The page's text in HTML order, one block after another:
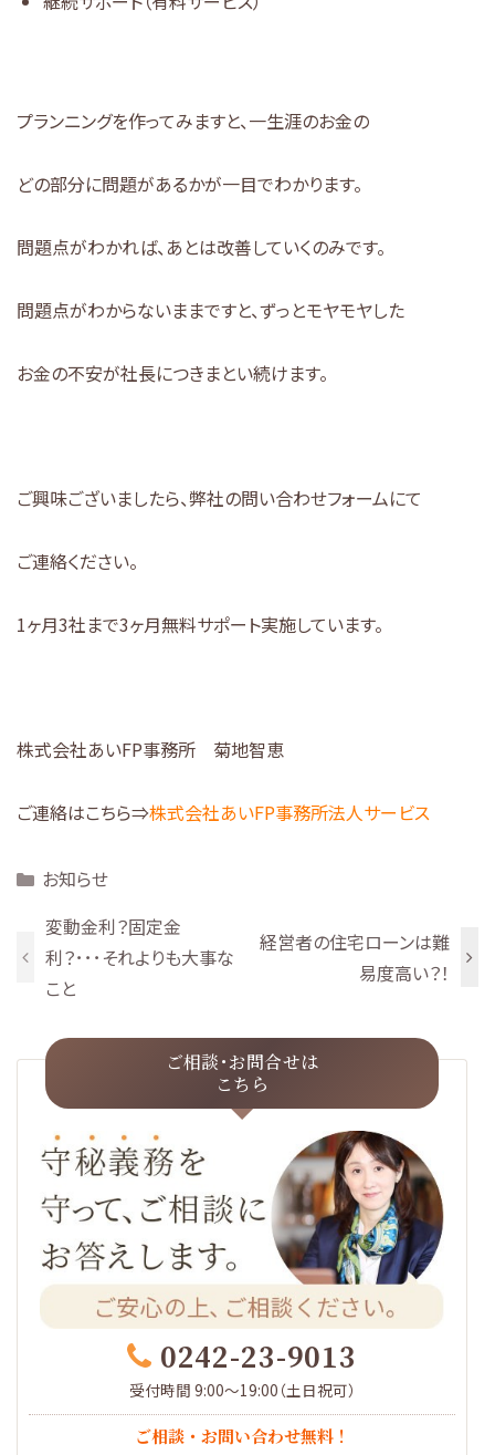
プランニングを作ってみますと、一生涯のお金の
どの部分に問題があるかが一目でわかります。
問題点がわかれば、あとは改善していくのみです。
問題点がわからないままですと、ずっとモヤモヤした
お金の不安が社長につきまとい続けます。
ご興味ございましたら、弊社の問い合わせフォームにて
ご連絡ください。
1ヶ月3社まで3ヶ月無料サポート実施しています。
株式会社あいFP事務所 菊地智恵
ご連絡はこちら⇒株式会社あいFP事務所法人サービス
Categories
お知らせ
変動金利？固定金
利？･･･それよりも大事な
こと
経営者の住宅ローンは難
易度高い？！
ご相談･お問合せは
こちら
0242-23-9013
受付時間 9:00～19:00（土日祝可）
ご相談・お問い合わせ無料！